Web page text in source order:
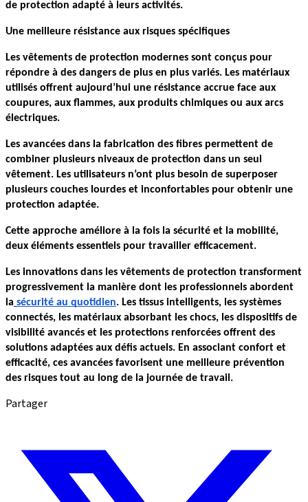
de protection adapté à leurs activités.
Une meilleure résistance aux risques spécifiques
Les vêtements de protection modernes sont conçus pour
répondre à des dangers de plus en plus variés. Les matériaux
utilisés offrent aujourd’hui une résistance accrue face aux
coupures, aux flammes, aux produits chimiques ou aux arcs
électriques.
Les avancées dans la fabrication des fibres permettent de
combiner plusieurs niveaux de protection dans un seul
vêtement. Les utilisateurs n’ont plus besoin de superposer
plusieurs couches lourdes et inconfortables pour obtenir une
protection adaptée.
Cette approche améliore à la fois la sécurité et la mobilité,
deux éléments essentiels pour travailler efficacement.
Les innovations dans les vêtements de protection transforment
progressivement la manière dont les professionnels abordent
la sécurité au quotidien. Les tissus intelligents, les systèmes
connectés, les matériaux absorbant les chocs, les dispositifs de
visibilité avancés et les protections renforcées offrent des
solutions adaptées aux défis actuels. En associant confort et
efficacité, ces avancées favorisent une meilleure prévention
des risques tout au long de la journée de travail.
Partager